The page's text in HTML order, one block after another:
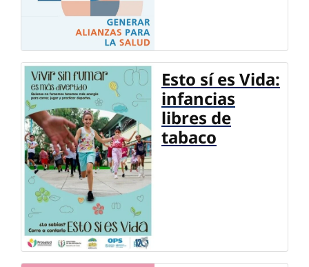
Esto sí es Vida:
infancias
libres de
tabaco